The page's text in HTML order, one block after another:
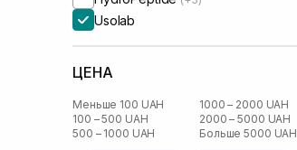
Usolab
ЦЕНА
Меньше 100 UAH
100 – 500 UAH
500 – 1000 UAH
1000 – 2000 UAH
2000 – 5000 UAH
Больше 5000 UAH